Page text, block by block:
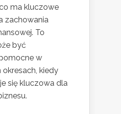
ma kluczowe
zachowania
To
być
w
kiedy
się kluczowa dla